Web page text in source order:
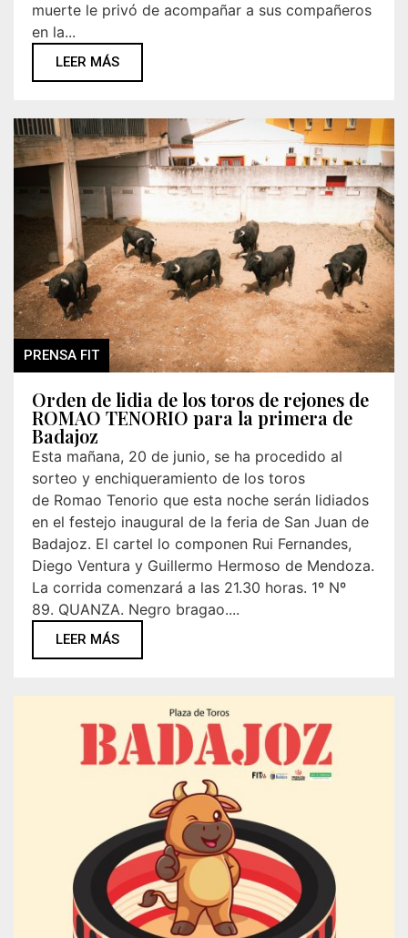
muerte le privó de acompañar a sus compañeros
en la...
LEER MÁS
PRENSA FIT
Orden de lidia de los toros de rejones de
ROMAO TENORIO para la primera de
Badajoz
Esta mañana, 20 de junio, se ha procedido al
sorteo y enchiqueramiento de los toros
de Romao Tenorio que esta noche serán lidiados
en el festejo inaugural de la feria de San Juan de
Badajoz. El cartel lo componen Rui Fernandes,
Diego Ventura y Guillermo Hermoso de Mendoza.
La corrida comenzará a las 21.30 horas. 1º Nº
89. QUANZA. Negro bragao....
LEER MÁS